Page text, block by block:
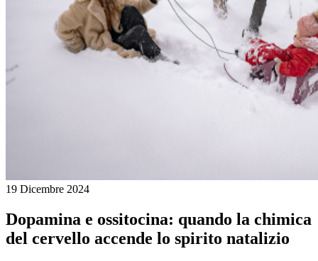
19 Dicembre 2024
Dopamina e ossitocina: quando la chimica
del cervello accende lo spirito natalizio